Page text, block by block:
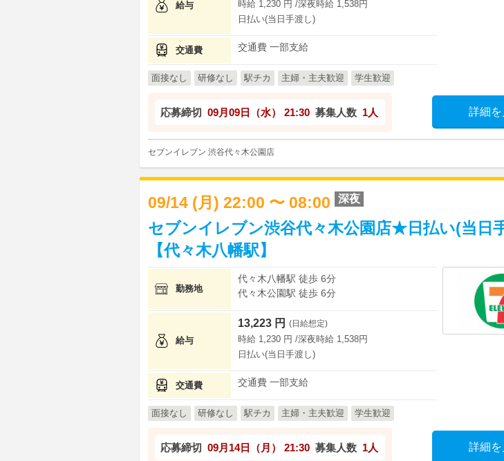
給与
時給 1,230 円 /深夜時給 1,538円
日払い(当日手渡し)
交通費 交通費 一部支給
面接なし 研修なし 駅チカ 主婦・主夫歓迎 学生歓迎
応募締切 09月09日（水） 21:30 募集人数 1人 詳細を
セブンイレブン 渋谷代々木公園店
09/14 (月) 22:00 〜 08:00 深夜
セブンイレブン渋谷代々木公園店★日払い(当日
【代々木八幡駅】
勤務地
代々木八幡駅 徒歩 6分
代々木公園駅 徒歩 6分
給与
13,223 円 (日給想定)
時給 1,230 円 /深夜時給 1,538円
日払い(当日手渡し)
交通費 交通費 一部支給
面接なし 研修なし 駅チカ 主婦・主夫歓迎 学生歓迎
応募締切 09月14日（月） 21:30 募集人数 1人 詳細を